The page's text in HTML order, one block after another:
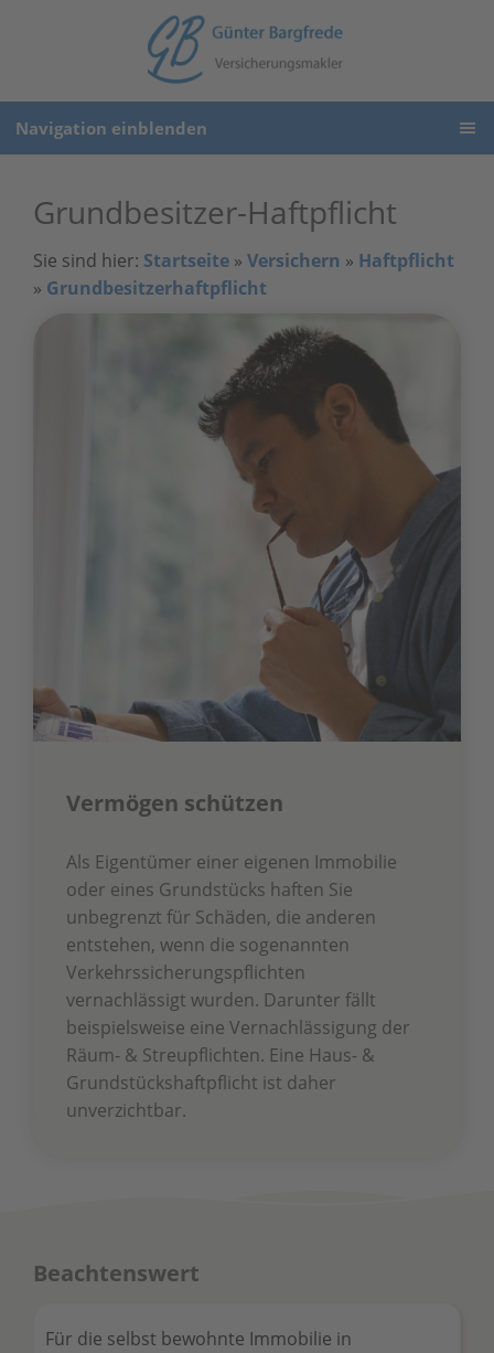
Navigation einblenden
Grundbesitzer-Haftpflicht
Sie sind hier: Startseite » Versichern » Haftpflicht
» Grundbesitzerhaftpflicht
Vermögen schützen
Als Eigentümer einer eigenen Immobilie
oder eines Grundstücks haften Sie
unbegrenzt für Schäden, die anderen
entstehen, wenn die sogenannten
Verkehrssicherungspflichten
vernachlässigt wurden. Darunter fällt
beispielsweise eine Vernachlässigung der
Räum- & Streupflichten. Eine Haus- &
Grundstückshaftpflicht ist daher
unverzichtbar.
Beachtenswert
Für die selbst bewohnte Immobilie in